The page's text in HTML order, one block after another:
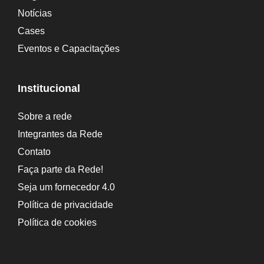
e
:
Notícias
Cases
Eventos e Capacitações
Institucional
Sobre a rede
Integrantes da Rede
Contato
Faça parte da Rede!
Seja um fornecedor 4.0
Política de privacidade
Política de cookies